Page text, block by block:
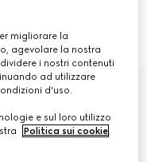
migliorare la
agevolare la nostra
i nostri contenuti
ad utilizzare
d'uso.
e sul loro utilizzo
Politica sui cookie.